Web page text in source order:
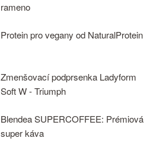
rameno
Protein pro vegany od NaturalProtein
Zmenšovací podprsenka Ladyform
Soft W - Triumph
Blendea SUPERCOFFEE: Prémiová
super káva